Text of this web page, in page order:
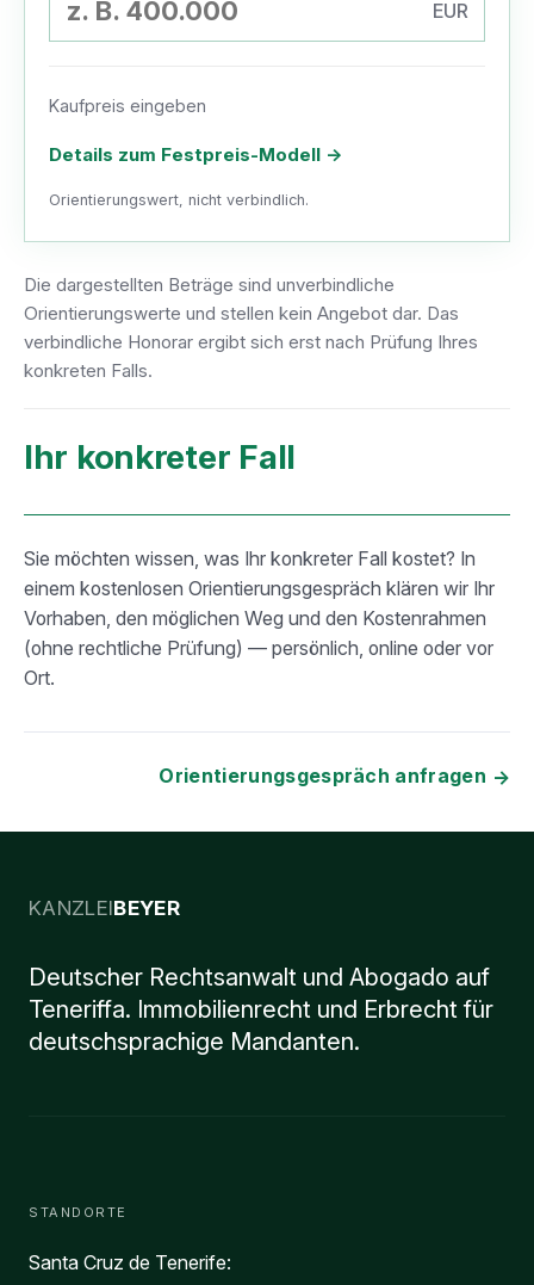
EUR
Kaufpreis eingeben
Details zum Festpreis-Modell →
Orientierungswert, nicht verbindlich.
Die dargestellten Beträge sind unverbindliche
Orientierungswerte und stellen kein Angebot dar. Das
verbindliche Honorar ergibt sich erst nach Prüfung Ihres
konkreten Falls.
Ihr konkreter Fall
Sie möchten wissen, was Ihr konkreter Fall kostet? In
einem kostenlosen Orientierungsgespräch klären wir Ihr
Vorhaben, den möglichen Weg und den Kostenrahmen
(ohne rechtliche Prüfung) — persönlich, online oder vor
Ort.
Orientierungsgespräch anfragen
KANZLEIBEYER
Deutscher Rechtsanwalt und Abogado auf
Teneriffa. Immobilienrecht und Erbrecht für
deutschsprachige Mandanten.
STANDORTE
Santa Cruz de Tenerife: